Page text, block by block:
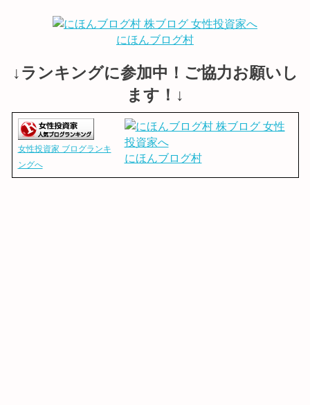
にほんブログ村
↓ランキングに参加中！ご協力お願いし
ます！↓
女性投資家 ブログランキ
ングへ
にほんブログ村